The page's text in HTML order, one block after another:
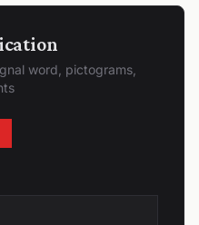
word, pictograms,